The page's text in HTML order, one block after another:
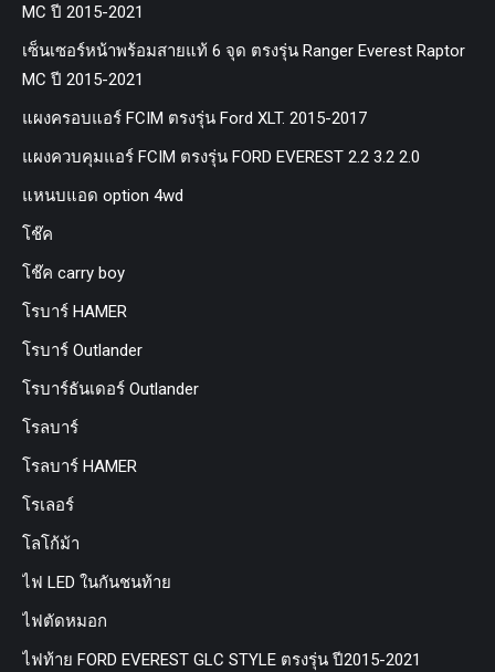
MC ปี 2015-2021
เซ็นเซอร์หน้าพร้อมสายแท้ 6 จุด ตรงรุ่น Ranger Everest Raptor
MC ปี 2015-2021
แผงครอบแอร์ FCIM ตรงรุ่น Ford XLT. 2015-2017
แผงควบคุมแอร์ FCIM ตรงรุ่น FORD EVEREST 2.2 3.2 2.0
แหนบแอด option 4wd
โช๊ค
โช๊ค carry boy
โรบาร์ HAMER
โรบาร์ Outlander
โรบาร์ธันเดอร์ Outlander
โรลบาร์
โรลบาร์ HAMER
โรเลอร์
โลโก้ม้า
ไฟ LED ในกันชนท้าย
ไฟตัดหมอก
ไฟท้าย FORD EVEREST GLC STYLE ตรงรุ่น ปี2015-2021